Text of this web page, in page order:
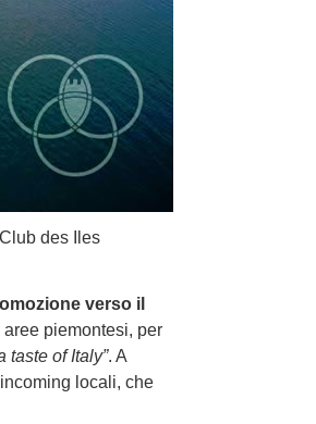
des Iles
verso il
aree piemontesi, per
taste of Italy”. A
locali, che